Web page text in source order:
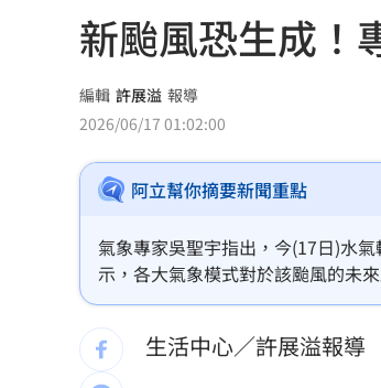
防代刀！衛福部祭新規：
外資狂提款！國家隊3億護
姜厚任女友稱學歷「3碩1博
官方認熊本地震為激甚災
工會風波擴大 許常德再嗆
美情報：普丁恐在今秋有限
新颱風恐生成！
編輯 許展溢 報導
2026/06/17 01:02:00
阿立幫你摘要新聞重點
氣象專家吳聖宇指出，今(17日)水
示，各大氣象模式對於該颱風的未
兩條路線，AI模式預測的路徑明顯
生活中心／許展溢報導